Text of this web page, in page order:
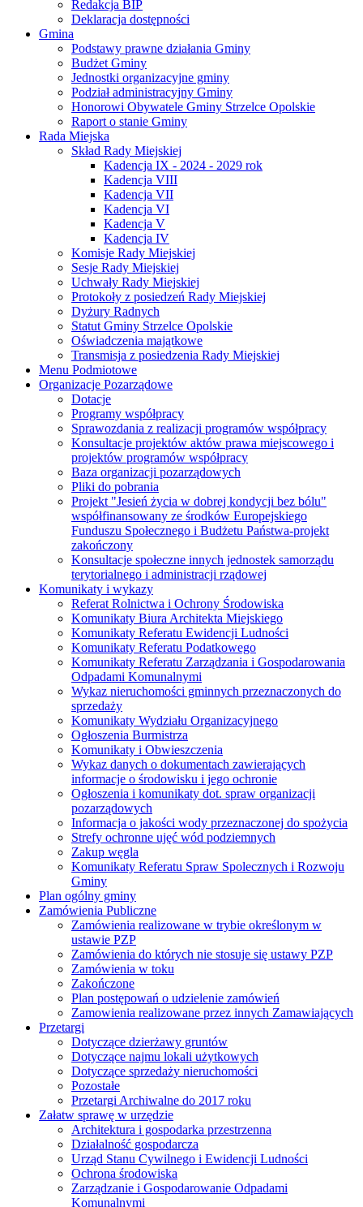
Redakcja BIP
Deklaracja dostępności
Gmina
Podstawy prawne działania Gminy
Budżet Gminy
Jednostki organizacyjne gminy
Podział administracyjny Gminy
Honorowi Obywatele Gminy Strzelce Opolskie
Raport o stanie Gminy
Rada Miejska
Skład Rady Miejskiej
Kadencja IX - 2024 - 2029 rok
Kadencja VIII
Kadencja VII
Kadencja VI
Kadencja V
Kadencja IV
Komisje Rady Miejskiej
Sesje Rady Miejskiej
Uchwały Rady Miejskiej
Protokoły z posiedzeń Rady Miejskiej
Dyżury Radnych
Statut Gminy Strzelce Opolskie
Oświadczenia majątkowe
Transmisja z posiedzenia Rady Miejskiej
Menu Podmiotowe
Organizacje Pozarządowe
Dotacje
Programy współpracy
Sprawozdania z realizacji programów współpracy
Konsultacje projektów aktów prawa miejscowego i
projektów programów współpracy
Baza organizacji pozarządowych
Pliki do pobrania
Projekt "Jesień życia w dobrej kondycji bez bólu"
współfinansowany ze środków Europejskiego
Funduszu Społecznego i Budżetu Państwa-projekt
zakończony
Konsultacje społeczne innych jednostek samorządu
terytorialnego i administracji rządowej
Komunikaty i wykazy
Referat Rolnictwa i Ochrony Środowiska
Komunikaty Biura Architekta Miejskiego
Komunikaty Referatu Ewidencji Ludności
Komunikaty Referatu Podatkowego
Komunikaty Referatu Zarządzania i Gospodarowania
Odpadami Komunalnymi
Wykaz nieruchomości gminnych przeznaczonych do
sprzedaży
Komunikaty Wydziału Organizacyjnego
Ogłoszenia Burmistrza
Komunikaty i Obwieszczenia
Wykaz danych o dokumentach zawierających
informacje o środowisku i jego ochronie
Ogłoszenia i komunikaty dot. spraw organizacji
pozarządowych
Informacja o jakości wody przeznaczonej do spożycia
Strefy ochronne ujęć wód podziemnych
Zakup węgla
Komunikaty Referatu Spraw Spolecznych i Rozwoju
Gminy
Plan ogólny gminy
Zamówienia Publiczne
Zamówienia realizowane w trybie określonym w
ustawie PZP
Zamówienia do których nie stosuje się ustawy PZP
Zamówienia w toku
Zakończone
Plan postępowań o udzielenie zamówień
Zamowienia realizowane przez innych Zamawiających
Przetargi
Dotyczące dzierżawy gruntów
Dotyczące najmu lokali użytkowych
Dotyczące sprzedaży nieruchomości
Pozostałe
Przetargi Archiwalne do 2017 roku
Załatw sprawę w urzędzie
Architektura i gospodarka przestrzenna
Działalność gospodarcza
Urząd Stanu Cywilnego i Ewidencji Ludności
Ochrona środowiska
Zarządzanie i Gospodarowanie Odpadami
Komunalnymi